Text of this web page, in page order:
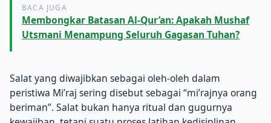
BACA JUGA
Membongkar Batasan Al-Qur’an: Apakah Mushaf
Utsmani Menampung Seluruh Gagasan Tuhan?
Salat yang diwajibkan sebagai oleh-oleh dalam
peristiwa Mi’raj sering disebut sebagai “mi’rajnya orang
beriman”. Salat bukan hanya ritual dan gugurnya